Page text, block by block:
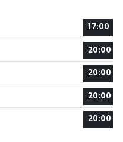
17:00
20:00
20:00
20:00
20:00